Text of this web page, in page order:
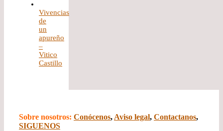
Vivencias
de
un
apureño
–
Vitico
Castillo
Sobre nosotros: Conócenos, Aviso legal, Contactanos,
SIGUENOS